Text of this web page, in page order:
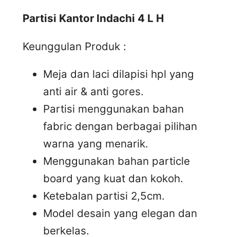
Partisi Kantor Indachi 4 L H
Keunggulan Produk :
Meja dan laci dilapisi hpl yang
anti air & anti gores.
Partisi menggunakan bahan
fabric dengan berbagai pilihan
warna yang menarik.
Menggunakan bahan particle
board yang kuat dan kokoh.
Ketebalan partisi 2,5cm.
Model desain yang elegan dan
berkelas.